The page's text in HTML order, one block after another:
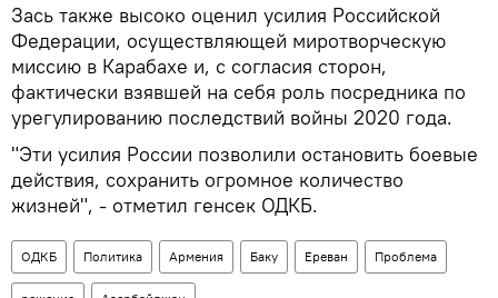
Зась также высоко оценил усилия Российской
Федерации, осуществляющей миротворческую
миссию в Карабахе и, с согласия сторон,
фактически взявшей на себя роль посредника по
урегулированию последствий войны 2020 года.
"Эти усилия России позволили остановить боевые
действия, сохранить огромное количество
жизней", - отметил генсек ОДКБ.
ОДКБ Политика Армения Баку Ереван Проблема